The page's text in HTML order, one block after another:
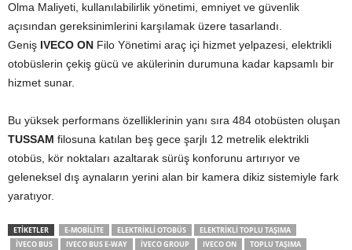
Olma Maliyeti, kullanılabilirlik yönetimi, emniyet ve güvenlik
açısından gereksinimlerini karşılamak üzere tasarlandı.
Geniş IVECO ON Filo Yönetimi araç içi hizmet yelpazesi, elektrikli
otobüslerin çekiş gücü ve akülerinin durumuna kadar kapsamlı bir
hizmet sunar.
Bu yüksek performans özelliklerinin yanı sıra 484 otobüsten oluşan
TUSSAM filosuna katılan beş gece şarjlı 12 metrelik elektrikli
otobüs, kör noktaları azaltarak sürüş konforunu artırıyor ve
geleneksel dış aynaların yerini alan bir kamera dikiz sistemiyle fark
yaratıyor.
ETIKETLER E-MOBILITE ELEKTRIKLI OTOBÜS
ELEKTRIKLI TOPLU TAŞIMA
IVECO BUS
IVECO BUS E-WAY IVECO GROUP IVECO ON
TOPLU TAŞIMA